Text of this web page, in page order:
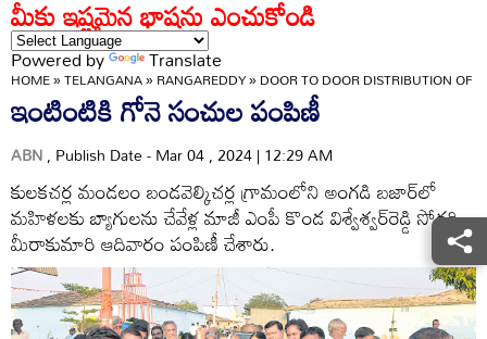
మీకు ఇష్టమైన భాషను ఎంచుకోండి
Powered by Translate
HOME»TELANGANA»RANGAREDDY»DOOR TO DOOR DISTRIBUTION OF
ఇంటింటికి గోనె సంచుల పంపిణీ
ABN, Publish Date - Mar 04 , 2024 | 12:29 AM
కులకచర్ల మండలం బండవెల్కిచర్ల గ్రామంలోని అంగడి బజార్‌లో
మహిళలకు బ్యాగులను చేవేళ్ల మాజీ ఎంపీ కొండ విశ్వేశ్వర్‌రెడ్డి సోదరి
మీరాకుమారి ఆదివారం పంపిణీ చేశారు.